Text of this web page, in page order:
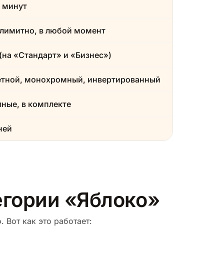
минут
в любой момент
«Стандарт» и «Бизнес»)
монохромный, инвертированный
в комплекте
«Яблоко»
Вот как это работает: